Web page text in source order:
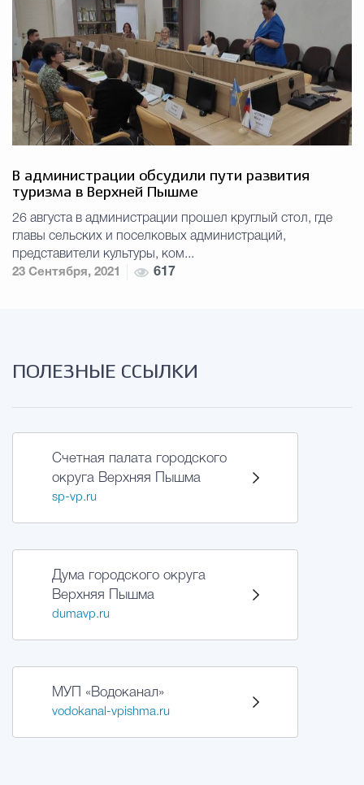
В администрации обсудили пути развития
туризма в Верхней Пышме
26 августа в администрации прошел круглый стол, где
главы сельских и поселковых администраций,
представители культуры, ком...
23 Сентября, 2021
617
ПОЛЕЗНЫЕ ССЫЛКИ
Счетная палата городского
округа Верхняя Пышма
sp-vp.ru
Дума городского округа
Верхняя Пышма
dumavp.ru
МУП «Водоканал»
vodokanal-vpishma.ru